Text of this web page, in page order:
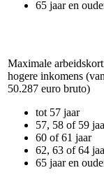
65 jaar en
Maximale
hogere inkomens
50.287 euro bruto)
tot 57 jaar
57, 58 of 59
60 of 61 jaar
62, 63 of 64
65 jaar en